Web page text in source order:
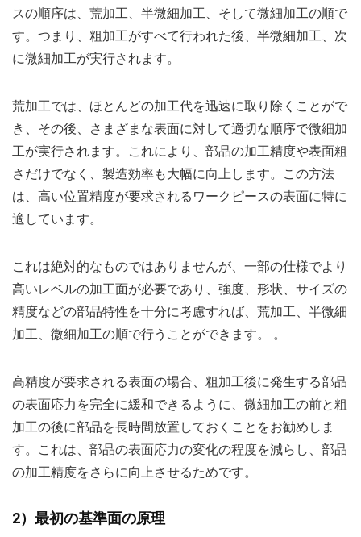
スの順序は、荒加工、半微細加工、そして微細加工の順で
す。つまり、粗加工がすべて行われた後、半微細加工、次
に微細加工が実行されます。
荒加工では、ほとんどの加工代を迅速に取り除くことがで
き、その後、さまざまな表面に対して適切な順序で微細加
工が実行されます。これにより、部品の加工精度や表面粗
さだけでなく、製造効率も大幅に向上します。この方法
は、高い位置精度が要求されるワークピースの表面に特に
適しています。
これは絶対的なものではありませんが、一部の仕様でより
高いレベルの加工面が必要であり、強度、形状、サイズの
精度などの部品特性を十分に考慮すれば、荒加工、半微細
加工、微細加工の順で行うことができます。 。
高精度が要求される表面の場合、粗加工後に発生する部品
の表面応力を完全に緩和できるように、微細加工の前と粗
加工の後に部品を長時間放置しておくことをお勧めしま
す。これは、部品の表面応力の変化の程度を減らし、部品
の加工精度をさらに向上させるためです。
2）最初の基準面の原理